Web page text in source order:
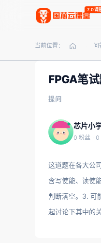
7.0课
当前位置： - 问
FPGA笔
提问
芯片小
0 粉丝 · 0
这道题在各大公
含写使能、读使
判断满空。3. 可
起讨论下其中的